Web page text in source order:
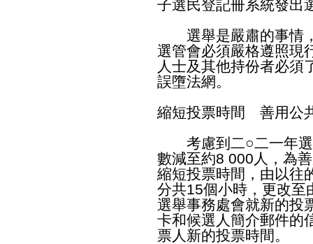
子選民登記冊系統發出
選舉是嚴肅的事情，
選管會必須嚴格遵照現
人士及其他持份者必須
誤墮法網。
縮短投票時間 善用公
考慮到二○二一年選
數減至約8 000人，為
縮短投票時間，由以往
分共15個小時，更改至
選舉事務處會就新的投
卡和候選人簡介郵件的
票人新的投票時間。